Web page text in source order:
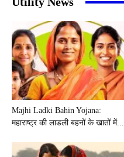
Majhi Ladki Bahin Yojana:
महाराष्ट्र की लाडली बहनों के खातों में...